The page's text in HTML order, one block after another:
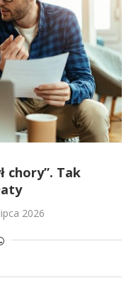
chory”. Tak
2026